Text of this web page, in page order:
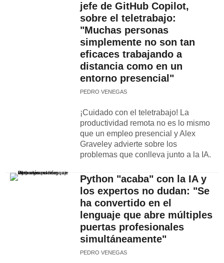
jefe de GitHub Copilot,
sobre el teletrabajo:
"Muchas personas
simplemente no son tan
eficaces trabajando a
distancia como en un
entorno presencial"
PEDRO VENEGAS
¡Cuidado con el teletrabajo! La
productividad remota no es lo mismo
que un empleo presencial y Alex
Graveley advierte sobre los
problemas que conlleva junto a la IA.
Python "acaba" con la IA y
los expertos no dudan: "Se
ha convertido en el
lenguaje que abre múltiples
puertas profesionales
simultáneamente"
PEDRO VENEGAS